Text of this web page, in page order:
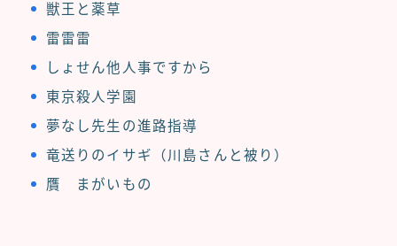
獣王と薬草
雷雷雷
しょせん他人事ですから
東京殺人学園
夢なし先生の進路指導
竜送りのイサギ（川島さんと被り）
贋 まがいもの